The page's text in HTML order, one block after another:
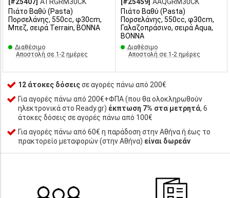
Πιάτο Βαθύ (Pasta)
Πορσελάνης, 550cc, φ30cm,
Μπεζ, σειρά Terrain, BONNA
Διαθέσιμο
Αποστολή σε 1-2 ημέρες
Πιάτο Βαθύ (Pasta)
Πορσελάνης, 550cc, φ30cm,
Γαλαζοπράσινο, σειρά Aqua,
BONNA
Διαθέσιμο
Αποστολή σε 1-2 ημέρες
12 άτοκες δόσειςσε αγορές πάνω από 200€
Για αγορές πάνω από 200€+ΦΠΑ (που θα ολοκληρωθούν
ηλεκτρονικά στο Ready.gr) έκπτωση 7% στα μετρητά, 6
άτοκες δόσεις σε αγορές πάνω από 100€
Για αγορές πάνω από 60€ η παράδοση στην Αθήνα ή έως το
πρακτορείο μεταφορών (στην Αθήνα) είναι δωρεάν